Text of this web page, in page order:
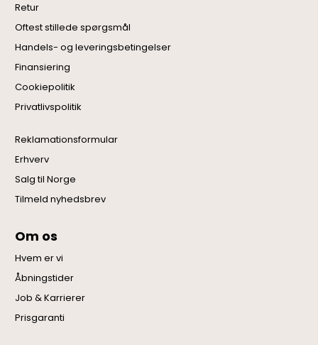
Retur
Oftest stillede spørgsmål
Handels- og leveringsbetingelser
Finansiering
Cookiepolitik
Privatlivspolitik
Reklamationsformular
Erhverv
Salg til Norge
Tilmeld nyhedsbrev
Om os
Hvem er vi
Åbningstider
Job & Karrierer
Prisgaranti